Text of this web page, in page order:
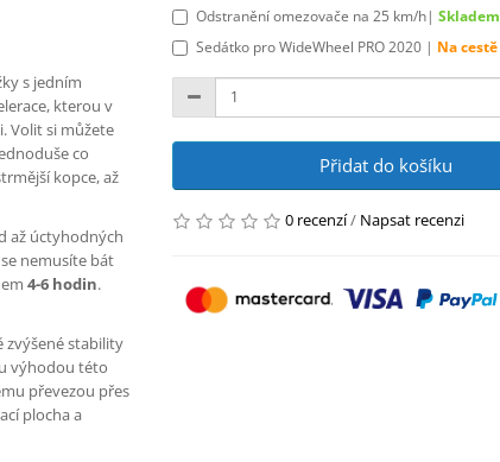
s jedním
kterou v
Volit si můžete
co
kopce, až
až úctyhodných
nemusíte bát
4-6 hodin.
zvýšené stability
výhodou této
převezou přes
plocha a
Odstranění omezovače na 25 km/h| Skladem
Sedátko pro WideWheel PRO 2020 | Na cestě
Přidat do košíku
0 recenzí/ Napsat recenzi